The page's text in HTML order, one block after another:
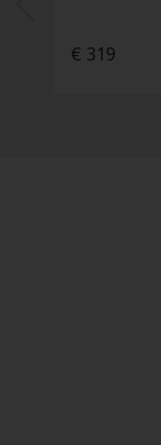
€ 319